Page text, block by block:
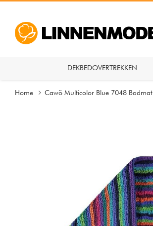
DEKBEDOVERTREKKEN
Home Cawö Multicolor Blue 7048 Badmat